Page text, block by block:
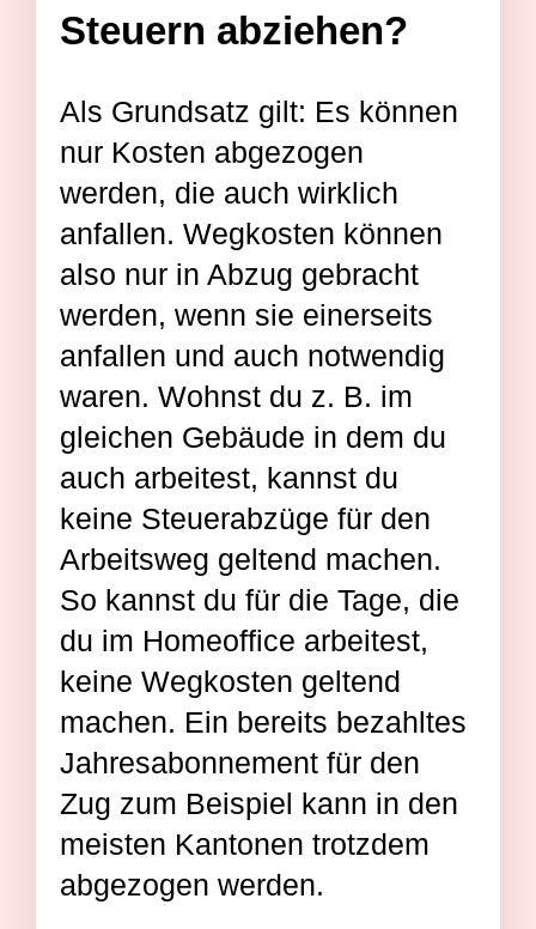
Steuern abziehen?
Als Grundsatz gilt: Es können
nur Kosten abgezogen
werden, die auch wirklich
anfallen. Wegkosten können
also nur in Abzug gebracht
werden, wenn sie einerseits
anfallen und auch notwendig
waren. Wohnst du z. B. im
gleichen Gebäude in dem du
auch arbeitest, kannst du
keine Steuerabzüge für den
Arbeitsweg geltend machen.
So kannst du für die Tage, die
du im Homeoffice arbeitest,
keine Wegkosten geltend
machen. Ein bereits bezahltes
Jahresabonnement für den
Zug zum Beispiel kann in den
meisten Kantonen trotzdem
abgezogen werden.